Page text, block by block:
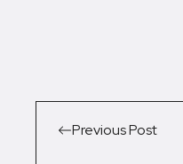
Previous Post